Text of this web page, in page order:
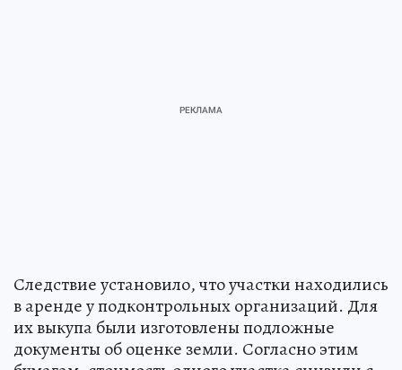
Следствие установило, что участки находились
в аренде у подконтрольных организаций. Для
их выкупа были изготовлены подложные
документы об оценке земли. Согласно этим